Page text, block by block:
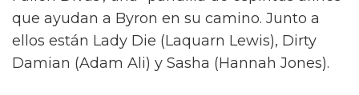
que ayudan a Byron en su camino. Junto a
ellos están Lady Die (Laquarn Lewis), Dirty
Damian (Adam Ali) y Sasha (Hannah Jones).